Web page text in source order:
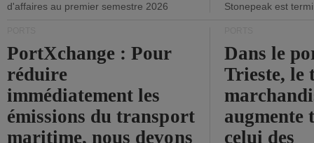
d'affaires au premier semestre 2026
Stonepeak est
PortXchange : Pour
réduire
immédiatement les
émissions du transport
maritime, nous devons
Dans le
Trieste, le
augmente
celui des